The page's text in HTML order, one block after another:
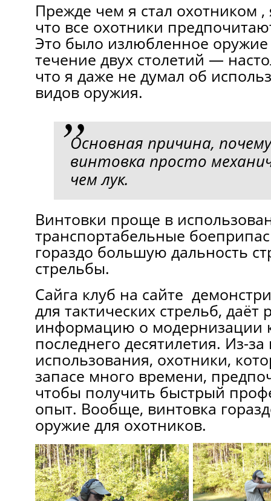
Прежде чем я стал охотником ,
что все охотники
Это было излюбленное оружие
течение двух столетий —
что я даже не думал об
видов оружия.
Основная причина,
винтовка просто
чем лук.
Винтовки проще в
транспортабельные
гораздо большую дальность
стрельбы.
Сайга клуб на сайте
для тактических стрельб, даёт
информацию о модернизации
последнего десятилетия. Из-
использования, охотники,
запасе много времени,
чтобы получить быстрый
опыт. Вообще, винтовка
оружие для охотников.